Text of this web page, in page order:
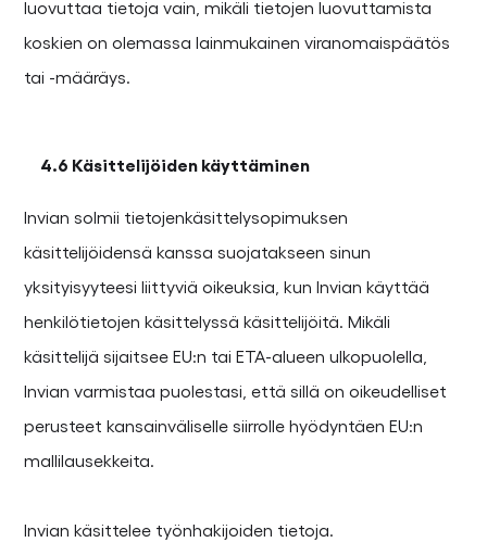
luovuttaa tietoja vain, mikäli tietojen luovuttamista
koskien on olemassa lainmukainen viranomaispäätös
tai -määräys.
4.6 Käsittelijöiden käyttäminen
Invian solmii tietojenkäsittelysopimuksen
käsittelijöidensä kanssa suojatakseen sinun
yksityisyyteesi liittyviä oikeuksia, kun Invian käyttää
henkilötietojen käsittelyssä käsittelijöitä. Mikäli
käsittelijä sijaitsee EU:n tai ETA-alueen ulkopuolella,
Invian varmistaa puolestasi, että sillä on oikeudelliset
perusteet kansainväliselle siirrolle hyödyntäen EU:n
mallilausekkeita.
Invian käsittelee työnhakijoiden tietoja.